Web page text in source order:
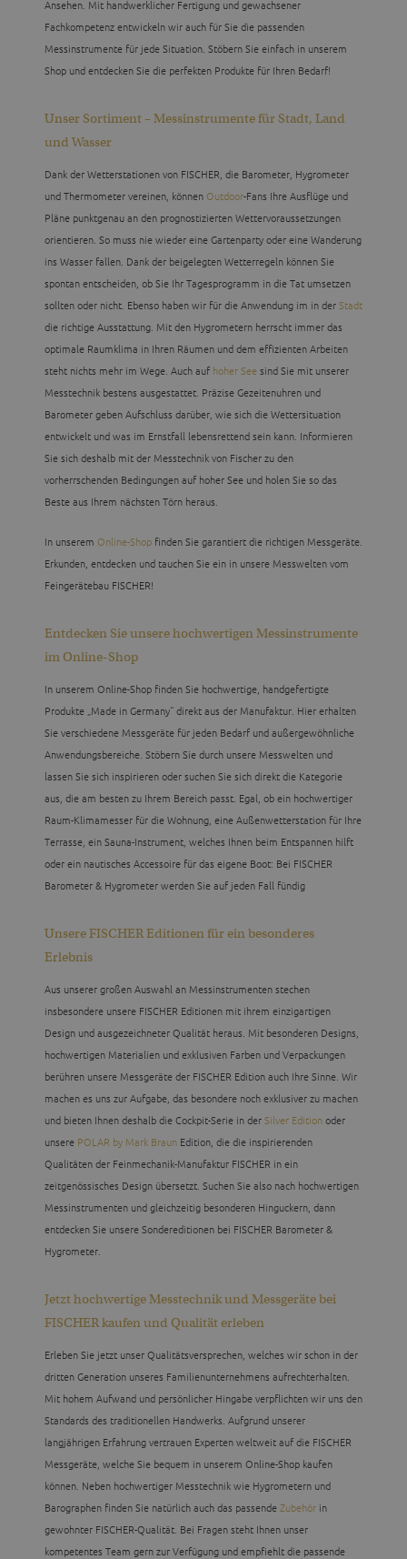
Ansehen. Mit handwerklicher Fertigung und gewachsener
Fachkompetenz entwickeln wir auch für Sie die passenden
Messinstrumente für jede Situation. Stöbern Sie einfach in unserem
Shop und entdecken Sie die perfekten Produkte für Ihren Bedarf!
Unser Sortiment – Messinstrumente für Stadt, Land
und Wasser
Dank der Wetterstationen von FISCHER, die Barometer, Hygrometer
und Thermometer vereinen, können Outdoor-Fans Ihre Ausflüge und
Pläne punktgenau an den prognostizierten Wettervoraussetzungen
orientieren. So muss nie wieder eine Gartenparty oder eine Wanderung
ins Wasser fallen. Dank der beigelegten Wetterregeln können Sie
spontan entscheiden, ob Sie Ihr Tagesprogramm in die Tat umsetzen
sollten oder nicht. Ebenso haben wir für die Anwendung im in derStadt
die richtige Ausstattung. Mit den Hygrometern herrscht immer das
optimale Raumklima in Ihren Räumen und dem effizienten Arbeiten
steht nichts mehr im Wege. Auch auf hoher Seesind Sie mit unserer
Messtechnik bestens ausgestattet. Präzise Gezeitenuhren und
Barometer geben Aufschluss darüber, wie sich die Wettersituation
entwickelt und was im Ernstfall lebensrettend sein kann. Informieren
Sie sich deshalb mit der Messtechnik von Fischer zu den
vorherrschenden Bedingungen auf hoher See und holen Sie so das
Beste aus Ihrem nächsten Törn heraus.
In unserem Online-Shopfinden Sie garantiert die richtigen Messgeräte.
Erkunden, entdecken und tauchen Sie ein in unsere Messwelten vom
Feingerätebau FISCHER!
Entdecken Sie unsere hochwertigen Messinstrumente
im Online-Shop
In unserem Online-Shop finden Sie hochwertige, handgefertigte
Produkte „Made in Germany“ direkt aus der Manufaktur. Hier erhalten
Sie verschiedene Messgeräte für jeden Bedarf und außergewöhnliche
Anwendungsbereiche. Stöbern Sie durch unsere Messwelten und
lassen Sie sich inspirieren oder suchen Sie sich direkt die Kategorie
aus, die am besten zu Ihrem Bereich passt. Egal, ob ein hochwertiger
Raum-Klimamesser für die Wohnung, eine Außenwetterstation für Ihre
Terrasse, ein Sauna-Instrument, welches Ihnen beim Entspannen hilft
oder ein nautisches Accessoire für das eigene Boot: Bei FISCHER
Barometer & Hygrometer werden Sie auf jeden Fall fündig
Unsere FISCHER Editionen für ein besonderes
Erlebnis
Aus unserer großen Auswahl an Messinstrumenten stechen
insbesondere unsere FISCHER Editionen mit ihrem einzigartigen
Design und ausgezeichneter Qualität heraus. Mit besonderen Designs,
hochwertigen Materialien und exklusiven Farben und Verpackungen
berühren unsere Messgeräte der FISCHER Edition auch Ihre Sinne. Wir
machen es uns zur Aufgabe, das besondere noch exklusiver zu machen
und bieten Ihnen deshalb die Cockpit-Serie in derSilver Editionoder
unsere POLAR by Mark BraunEdition, die die inspirierenden
Qualitäten der Feinmechanik-Manufaktur FISCHER in ein
zeitgenössisches Design übersetzt. Suchen Sie also nach hochwertigen
Messinstrumenten und gleichzeitig besonderen Hinguckern, dann
entdecken Sie unsere Sondereditionen bei FISCHER Barometer &
Hygrometer.
Jetzt hochwertige Messtechnik und Messgeräte bei
FISCHER kaufen und Qualität erleben
Erleben Sie jetzt unser Qualitätsversprechen, welches wir schon in der
dritten Generation unseres Familienunternehmens aufrechterhalten.
Mit hohem Aufwand und persönlicher Hingabe verpflichten wir uns den
Standards des traditionellen Handwerks. Aufgrund unserer
langjährigen Erfahrung vertrauen Experten weltweit auf die FISCHER
Messgeräte, welche Sie bequem in unserem Online-Shop kaufen
können. Neben hochwertiger Messtechnik wie Hygrometern und
Barographen finden Sie natürlich auch das passendeZubehörin
gewohnter FISCHER-Qualität. Bei Fragen steht Ihnen unser
kompetentes Team gern zur Verfügung und empfiehlt die passende